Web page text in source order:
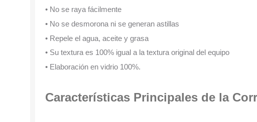
• No se raya fácilmente
• No se desmorona ni se generan astillas
• Repele el agua, aceite y grasa
• Su textura es 100% igual a la textura original del equipo
• Elaboración en vidrio 100%.
Características Principales de la